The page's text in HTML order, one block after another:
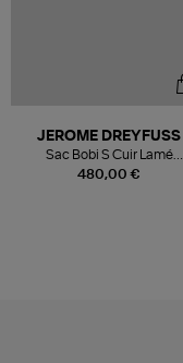
480,00 €
JEROME DREYFUSS
Sac Bobi S Cuir Lamé
Champagne